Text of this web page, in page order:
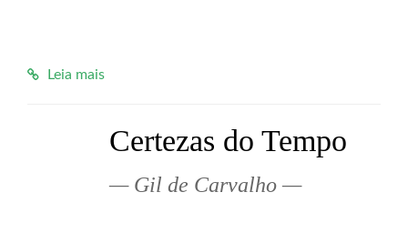
Leia mais
Certezas do Tempo
Gil de Carvalho